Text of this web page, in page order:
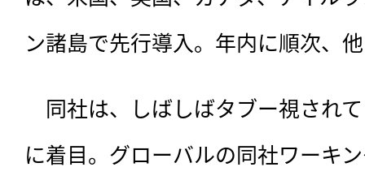
ン諸島で先行導入。年内に順次、
同社は、
しばしばタブー視され
に着目。グローバルの同社ワーキ